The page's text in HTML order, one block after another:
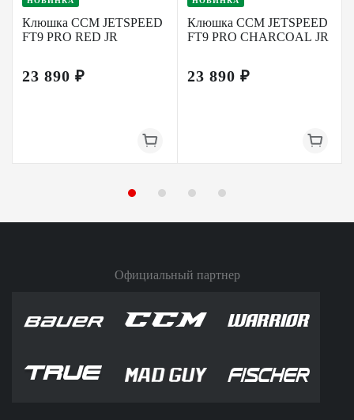
Клюшка CCM JETSPEED
FT9 PRO RED JR
23 890 ₽
Клюшка CCM JETSPEED
FT9 PRO CHARCOAL JR
23 890 ₽
Официальный партнер